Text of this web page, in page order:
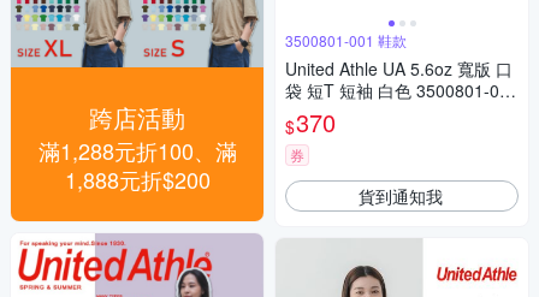
跨店活動
滿1,288元折100、滿
1,888元折$200
3500801-001 鞋款
United Athle UA 5.6oz 寬版 口
袋 短T 短袖 白色 3500801-001
[台灣現貨]
$370
券
貨到通知我